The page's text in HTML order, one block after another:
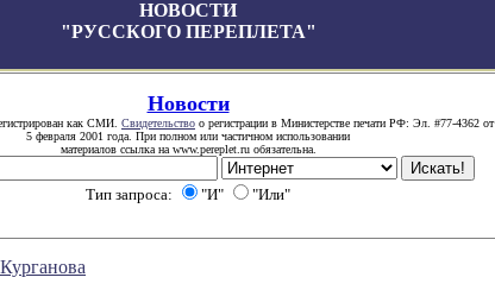
НОВОСТИ
"РУССКОГО ПЕРЕПЛЕТА"
Новости
как СМИ. Свидетельство о регистрации в Министерстве печати РФ: Эл. #77-4362 от
5 февраля 2001 года. При полном или частичном использовании
материалов ссылка на www.pereplet.ru обязательна.
Тип запроса: "И" "Или"